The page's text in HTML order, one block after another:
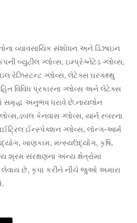
વ્યાવસાયિક સંશોધન અને ડિઝાઇન
બ્યુટીલ ગ્લોવ્સ, ઇમ્પ્રેગ્નેટેડ ગ્લોવ્સ,
રેઝિસ્ટન્ટ ગ્લોવ્સ, લેટેક્સ ઘરગથ્થુ
વિવિધ પ્રકારના ગ્લોવ્સ અને લેટેક્સ
સમૃદ્ધ અનુભવ ધરાવે છે.નાયલોન
કેનવાસ ગ્લોવ્સ, યાર્ન રબરના
ઈન્સ્પેક્શન ગ્લોવ્સ, લૉન્ગ-આર્મ
ખાણકામ, મત્સ્યઉદ્યોગ, કૃષિ,
શ્રમ સંરક્ષણના અન્ય ક્ષેત્રોમાં
છે, કૃપા કરીને નીચે જુઓ અમારા